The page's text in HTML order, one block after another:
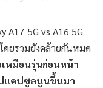
A17 5G vs A16 5G
ดยรวมยังคล้ายกันหมด
หมือนรุ่นก่อนหน้า
ปแคปซูลนูนขึ้นมา